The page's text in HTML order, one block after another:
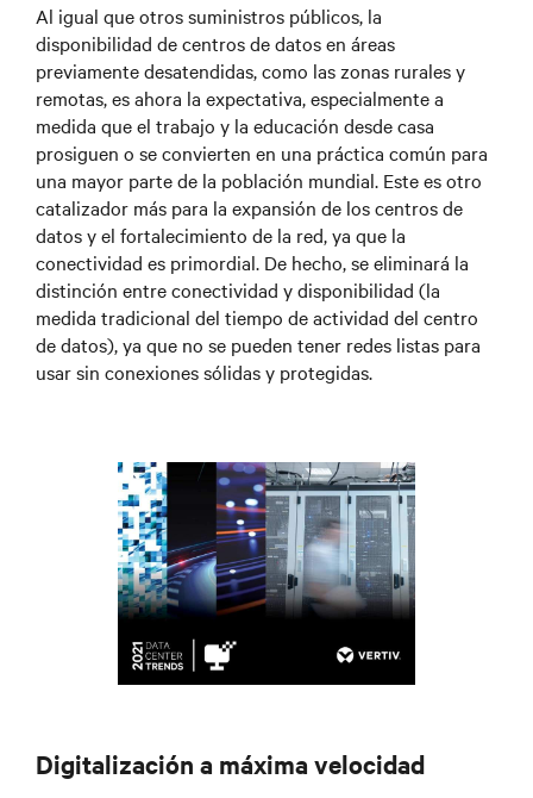
Al igual que otros suministros públicos, la
disponibilidad de centros de datos en áreas
previamente desatendidas, como las zonas rurales y
remotas, es ahora la expectativa, especialmente a
medida que el trabajo y la educación desde casa
prosiguen o se convierten en una práctica común para
una mayor parte de la población mundial. Este es otro
catalizador más para la expansión de los centros de
datos y el fortalecimiento de la red, ya que la
conectividad es primordial. De hecho, se eliminará la
distinción entre conectividad y disponibilidad (la
medida tradicional del tiempo de actividad del centro
de datos), ya que no se pueden tener redes listas para
usar sin conexiones sólidas y protegidas.
Digitalización a máxima velocidad